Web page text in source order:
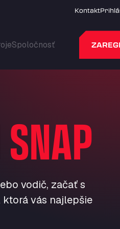
Kontakt
Spoločnosť
SNAP
vodič, začať s
vás najlepšie